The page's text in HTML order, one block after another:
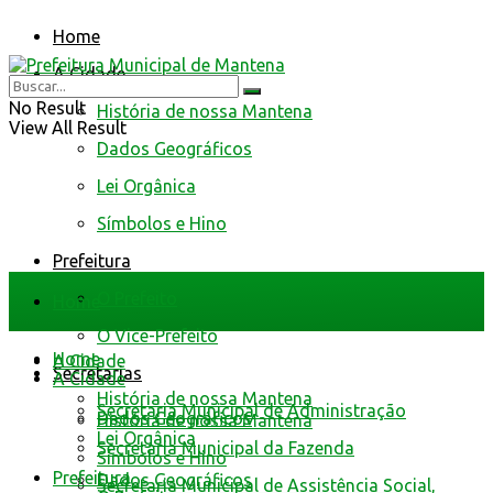
Home
A Cidade
História de nossa Mantena
Dados Geográficos
Lei Orgânica
Símbolos e Hino
Prefeitura
O Vice-Prefeito
Secretarias
Secretaria Municipal de Administração
Secretaria Municipal da Fazenda
Secretaria Municipal de Assistência Social,
No Result
View All Result
Home
A Cidade
História de nossa Mantena
Dados Geográficos
Home
A Cidade
História de nossa Mantena
Dados Geográficos
Lei Orgânica
Símbolos e Hino
Prefeitura